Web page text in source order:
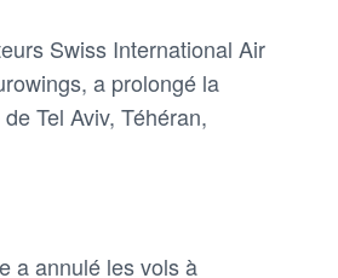
Swiss International Air
a prolongé la
Tel Aviv, Téhéran,
a annulé les vols à